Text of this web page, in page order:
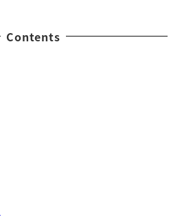
Contents